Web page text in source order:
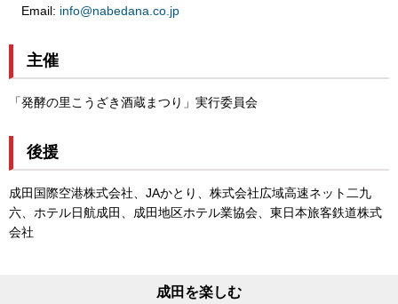
Email: info@nabedana.co.jp
主催
「発酵の里こうざき酒蔵まつり」実行委員会
後援
成田国際空港株式会社、JAかとり、株式会社広域高速ネット二九
六、ホテル日航成田、成田地区ホテル業協会、東日本旅客鉄道株式
会社
成田を楽しむ